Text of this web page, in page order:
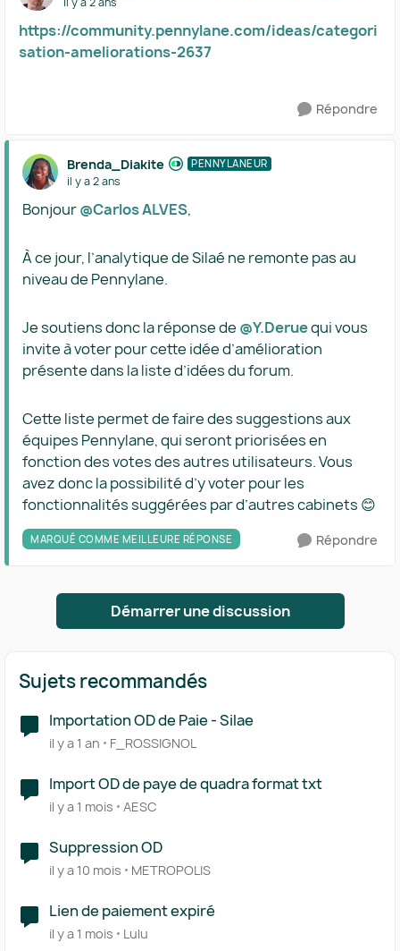
https://community.pennylane.com/ideas/categori
sation-ameliorations-2637
Répondre
Brenda_Diakite PENNYLANEUR
il y a 2 ans
Bonjour@Carlos ALVES,
À ce jour, l’analytique de Silaé ne remonte pas au
niveau de Pennylane.
Je soutiens donc la réponse de @Y.Deruequi vous
invite à voter pour cette idée d’amélioration
présente dans la liste d’idées du forum.
Cette liste permet de faire des suggestions aux
équipes Pennylane, qui seront priorisées en
fonction des votes des autres utilisateurs. Vous
avez donc la possibilité d’y voter pour les
fonctionnalités suggérées par d’autres cabinets 😊
MARQUÉ COMME MEILLEURE RÉPONSE Répondre
Démarrer une discussion
Sujets recommandés
Importation OD de Paie - Silae
il y a 1 an F_ROSSIGNOL
Import OD de paye de quadra format txt
il y a 1 mois AESC
Suppression OD
il y a 10 mois METROPOLIS
Lien de paiement expiré
il y a 1 mois Lulu